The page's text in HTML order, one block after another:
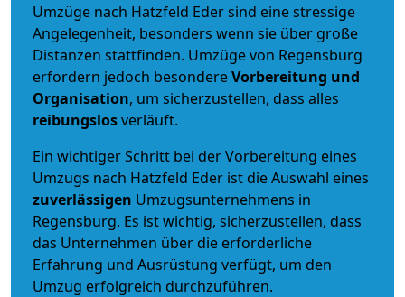
Umzüge nach Hatzfeld Eder sind eine stressige
Angelegenheit, besonders wenn sie über große
Distanzen stattfinden. Umzüge von Regensburg
erfordern jedoch besondereVorbereitung und
Organisation, um sicherzustellen, dass alles
reibungslosverläuft.
Ein wichtiger Schritt bei der Vorbereitung eines
Umzugs nach Hatzfeld Eder ist die Auswahl eines
zuverlässigen Umzugsunternehmens in
Regensburg. Es ist wichtig, sicherzustellen, dass
das Unternehmen über die erforderliche
Erfahrung und Ausrüstung verfügt, um den
Umzug erfolgreich durchzuführen.